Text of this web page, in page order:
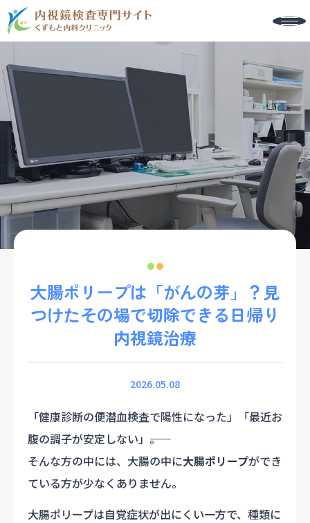
コラム
大腸ポリープは
大腸ポリープは「がんの芽」？見
つけたその場で切除できる日帰り
内視鏡治療
2026.05.08
「健康診断の便潜血検査で陽性になった」「最近お
腹の調子が安定しない」――。
そんな方の中には、大腸の中に大腸ポリープができ
ている方が少なくありません。
大腸ポリープは自覚症状が出にくい一方で、種類に